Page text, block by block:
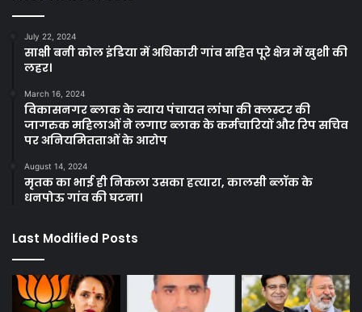
July 22, 2024
साक्षी बनी कोल इंडिया में अधिकारी गांव सहित पूरे क्षेत्र में खुशी की
लहर।
March 16, 2024
विकासनगर ब्लाक के न्याय पंचायत लांघा की क्लस्टर की
जागरुक महिलाओं ने लगाए ब्लाक के कर्मचारियों और रिप सचिव
पर अनियमितताओं के आरोप
August 14, 2024
मृतक का भाई ही निकला उसका हत्यारा, कालसी ब्लॉक के
धनपोऊ गांव की घटना।
Last Modified Posts